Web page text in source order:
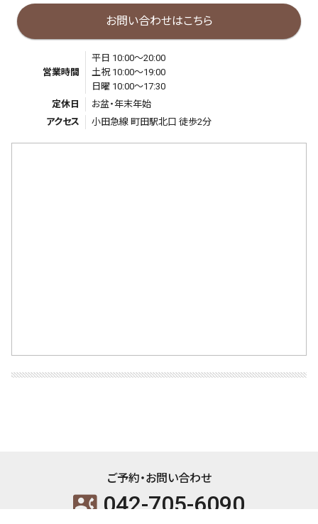
お問い合わせはこちら
営業時間
平日 10:00～20:00
土祝 10:00～19:00
日曜 10:00～17:30
定休日
お盆・年末年始
アクセス
小田急線 町田駅北口 徒歩2分
ご予約・お問い合わせ
contact_phone 042-705-6090